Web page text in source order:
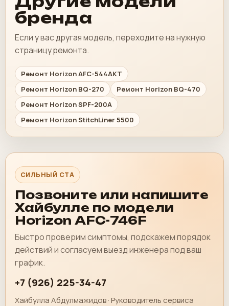
бренда
Если у вас другая модель, переходите на нужную
страницу ремонта.
Ремонт Horizon AFC-544AKT
Ремонт Horizon BQ-270
Ремонт Horizon BQ-470
Ремонт Horizon SPF-200A
Ремонт Horizon StitchLiner 5500
СИЛЬНЫЙ CTA
Позвоните или напишите
Хайбулле по модели
Horizon AFC-746F
Быстро проверим симптомы, подскажем порядок
действий и согласуем выезд инженера под ваш
график.
+7 (926) 225-34-47
Хайбулла Абдулмажидов · Руководитель сервиса